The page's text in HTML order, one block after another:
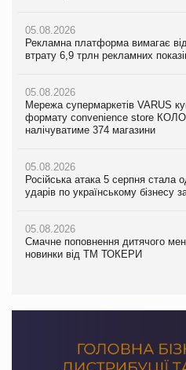
05.08.2026
Рекламна платформа вимагає
втрату 6,9 трлн рекламних
05.08.2026
Мережа супермаркетів VARUS
формату convenience store КОЛО:
налічуватиме 374 магазини
05.08.2026
Російська атака 5 серпня стала
ударів по українському бізнесу
05.08.2026
Смачне поповнення дитячого
новинки від ТМ ТОКЕРИ
05.08.2026
Російська атака 5 серпня стала
05.08.2026
Смачне поповнення дитячого
новинки від ТМ ТОКЕРИ
05.08.2026
Сергій Лісунов про заморожені
PrivateLabel&FMCG Master 2026
04.08.2026
Через атаку РФ у Дніпрі
Millennium
05.08.2026
Рекламна платформа вимагає
втрату 6,9 трлн рекламних
05.08.2026
Adidas витратила понад $1 млрд
продуктів